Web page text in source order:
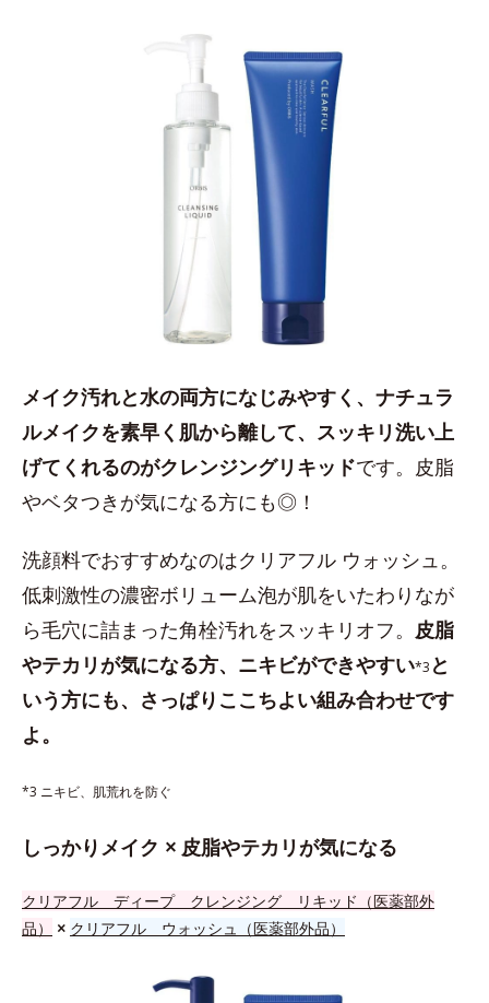
メイク汚れと水の両方になじみやすく、ナチュラ
ルメイクを素早く肌から離して、スッキリ洗い上
げてくれるのがクレンジングリキッドです。皮脂
やベタつきが気になる方にも◎！
洗顔料でおすすめなのはクリアフル ウォッシュ。
低刺激性の濃密ボリューム泡が肌をいたわりなが
ら毛穴に詰まった角栓汚れをスッキリオフ。 皮脂
やテカリが気になる方、ニキビができやすい*3 と
いう方にも、さっぱりここちよい組み合わせです
よ。
*3 ニキビ、肌荒れを防ぐ
しっかりメイク × 皮脂やテカリが気になる
クリアフル ディープ クレンジング リキッド（医薬部外
品）
× クリアフル ウォッシュ（医薬部外品）